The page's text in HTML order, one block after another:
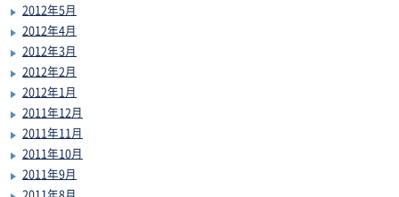
2012年5月
2012年4月
2012年3月
2012年2月
2012年1月
2011年12月
2011年11月
2011年10月
2011年9月